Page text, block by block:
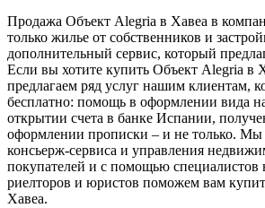
Продажа Объект Alegria в Хавеа в
только жилье от собственников и
дополнительный сервис, который
Если вы хотите купить Объект Alegria в
предлагаем ряд услуг нашим клиентам,
бесплатно: помощь в оформлении вида
открытии счета в банке Испании,
оформлении прописки – и не только. Мы
консьерж-сервиса и управления
покупателей и с помощью
риелторов и юристов поможем вам
Хавеа.